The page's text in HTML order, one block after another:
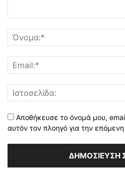
Αποθήκευσε το όνομά μου,
αυτόν τον πλοηγό για την